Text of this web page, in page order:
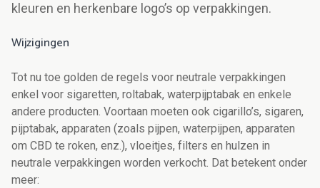
kleuren en herkenbare logo’s op verpakkingen.
Wijzigingen
Tot nu toe golden de regels voor neutrale verpakkingen
enkel voor sigaretten, roltabak, waterpijptabak en enkele
andere producten. Voortaan moeten ook cigarillo’s, sigaren,
pijptabak, apparaten (zoals pijpen, waterpijpen, apparaten
om CBD te roken, enz.), vloeitjes, filters en hulzen in
neutrale verpakkingen worden verkocht. Dat betekent onder
meer: